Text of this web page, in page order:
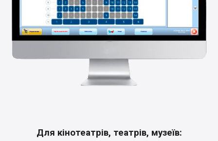
Для кінотеатрів, театрів, музеїв: